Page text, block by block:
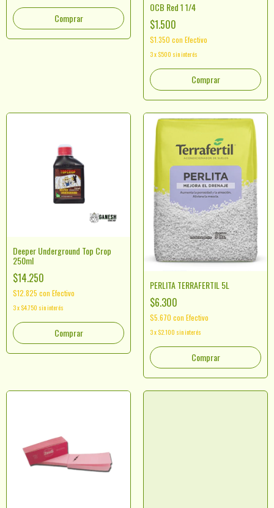
Comprar
OCB Red 1 1/4
$1.500
$1.350 con Efectivo
3x $500 sin interés
Deeper Underground Top Crop
250ml
$14.250
$12.825 con Efectivo
3x $4.750 sin interés
PERLITA TERRAFERTIL 5L
$6.300
$5.670 con Efectivo
3x $2.100 sin interés